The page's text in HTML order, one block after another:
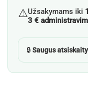
⚠️Užsakymams iki
3 €
🔒Saugus